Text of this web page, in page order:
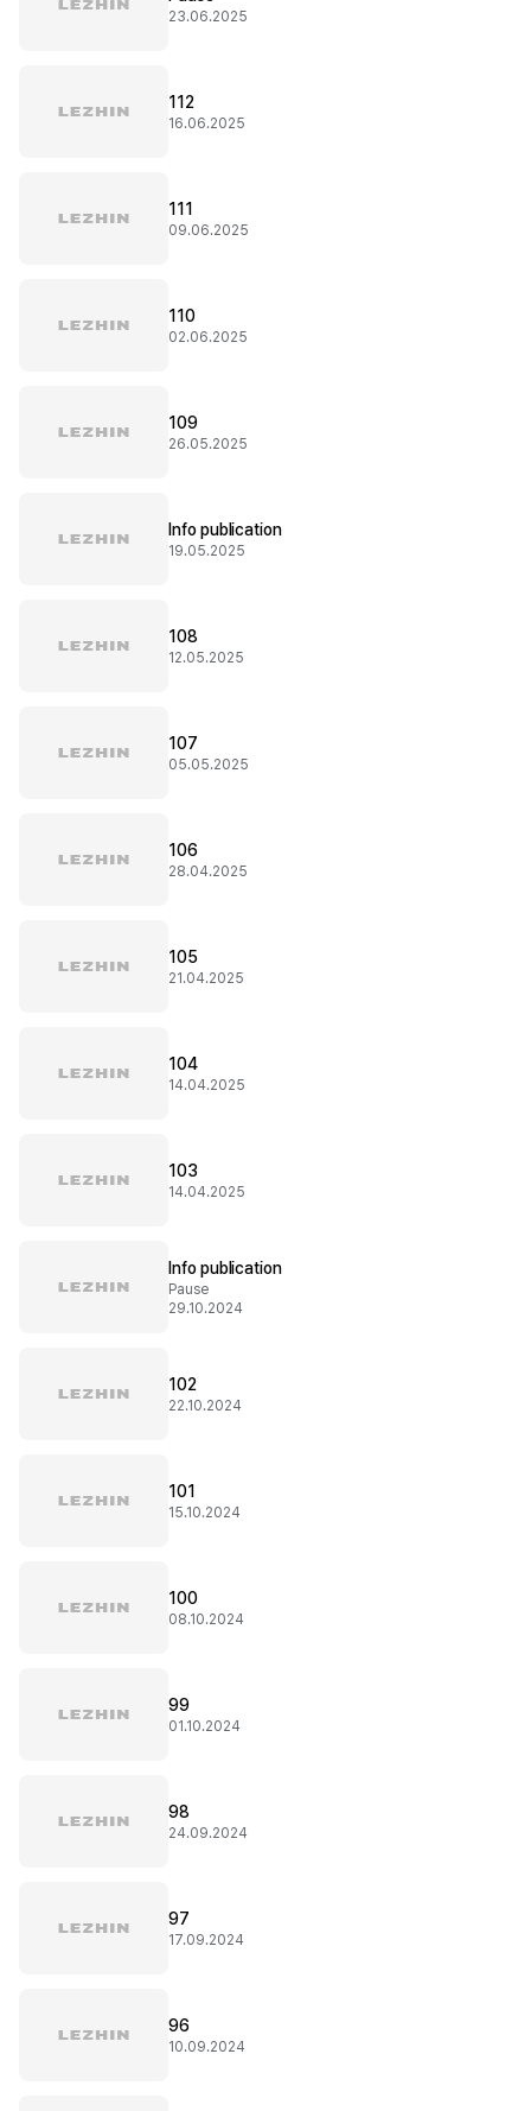
23.06.2025
112
16.06.2025
111
09.06.2025
110
02.06.2025
109
26.05.2025
Info publication
19.05.2025
108
12.05.2025
107
05.05.2025
106
28.04.2025
105
21.04.2025
104
14.04.2025
103
14.04.2025
Info publication
Pause
29.10.2024
102
22.10.2024
101
15.10.2024
100
08.10.2024
99
01.10.2024
98
24.09.2024
97
17.09.2024
96
10.09.2024